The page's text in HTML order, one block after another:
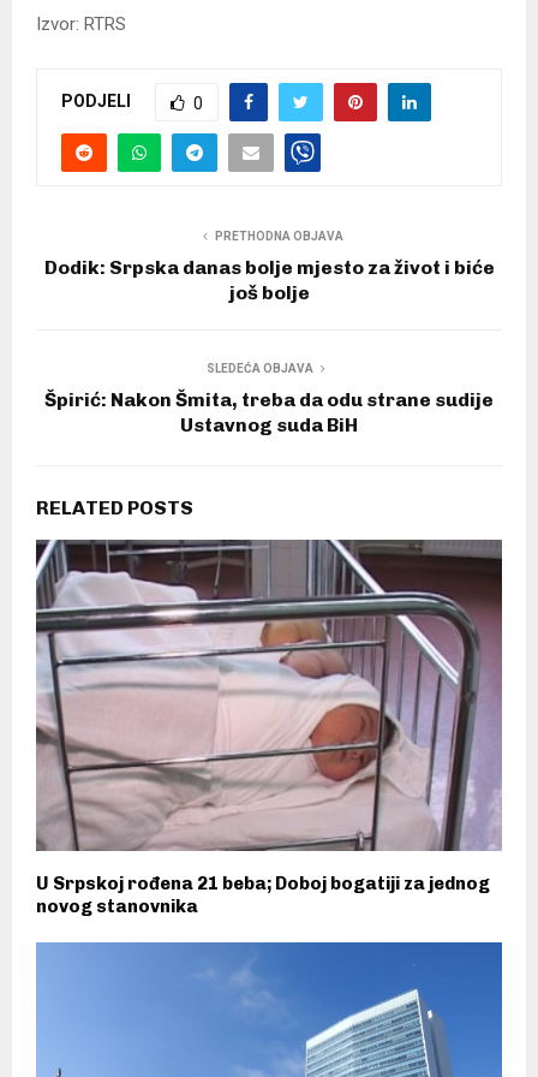
Izvor: RTRS
PODJELI 0
PRETHODNA OBJAVA
Dodik: Srpska danas bolje mjesto za život i biće
još bolje
SLEDEĆA OBJAVA
Špirić: Nakon Šmita, treba da odu strane sudije
Ustavnog suda BiH
RELATED POSTS
U Srpskoj rođena 21 beba; Doboj bogatiji za jednog
novog stanovnika